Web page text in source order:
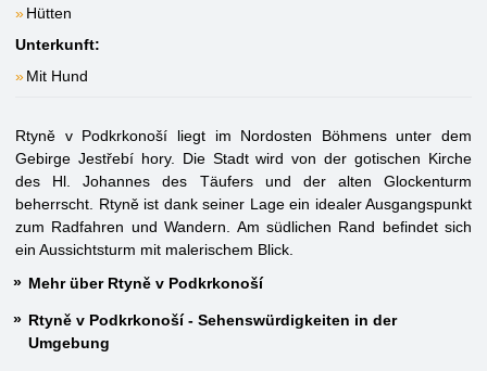
Hütten
Unterkunft:
Mit Hund
Rtyně v Podkrkonoší liegt im Nordosten Böhmens unter dem
Gebirge Jestřebí hory. Die Stadt wird von der gotischen Kirche
des Hl. Johannes des Täufers und der alten Glockenturm
beherrscht. Rtyně ist dank seiner Lage ein idealer Ausgangspunkt
zum Radfahren und Wandern. Am südlichen Rand befindet sich
ein Aussichtsturm mit malerischem Blick.
Mehr über Rtyně v Podkrkonoší
Rtyně v Podkrkonoší - Sehenswürdigkeiten in der
Umgebung